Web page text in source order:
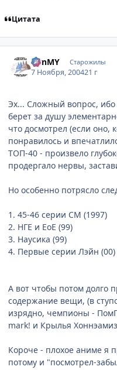
Цитата
BBnMY Старожилы
7 Ноября, 200421 г
Эх... Сложный вопрос,
берет за душу
что досмотрел (если оно,
понравилось и
ТОП-40 - произвело
продергало нервы,
Но особенно потрясло
1. 45-46 серии СМ (1997)
2. НГЕ и ЕоЕ (99)
3. Наусика (99)
4. Первые серии Лэйн (00)
А вот чтобы потом долго
содержание вещи, (в
изрядно, чемпионы -
mark! и Крылья
Короче - плохое аниме я
потому и "посмотрел-